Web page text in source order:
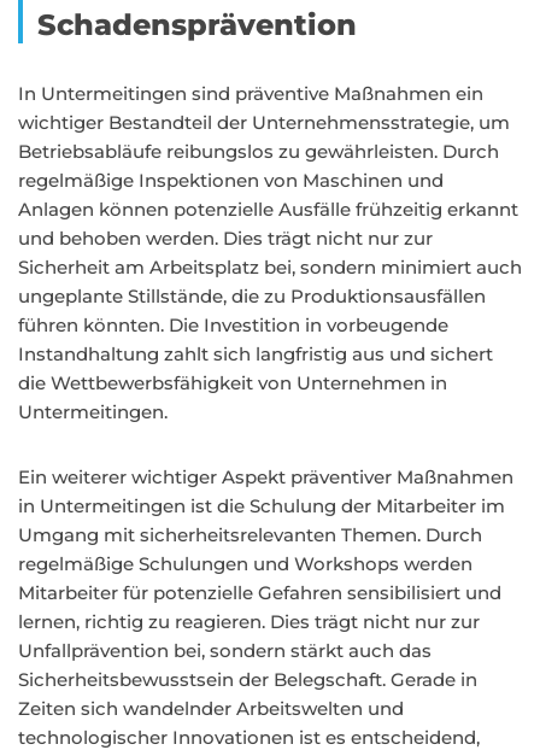
Schadensprävention
In Untermeitingen sind präventive Maßnahmen ein
wichtiger Bestandteil der Unternehmensstrategie, um
Betriebsabläufe reibungslos zu gewährleisten. Durch
regelmäßige Inspektionen von Maschinen und
Anlagen können potenzielle Ausfälle frühzeitig erkannt
und behoben werden. Dies trägt nicht nur zur
Sicherheit am Arbeitsplatz bei, sondern minimiert auch
ungeplante Stillstände, die zu Produktionsausfällen
führen könnten. Die Investition in vorbeugende
Instandhaltung zahlt sich langfristig aus und sichert
die Wettbewerbsfähigkeit von Unternehmen in
Untermeitingen.
Ein weiterer wichtiger Aspekt präventiver Maßnahmen
in Untermeitingen ist die Schulung der Mitarbeiter im
Umgang mit sicherheitsrelevanten Themen. Durch
regelmäßige Schulungen und Workshops werden
Mitarbeiter für potenzielle Gefahren sensibilisiert und
lernen, richtig zu reagieren. Dies trägt nicht nur zur
Unfallprävention bei, sondern stärkt auch das
Sicherheitsbewusstsein der Belegschaft. Gerade in
Zeiten sich wandelnder Arbeitswelten und
technologischer Innovationen ist es entscheidend,